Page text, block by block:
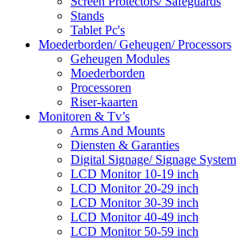
Stands
Tablet Pc's
Moederborden/ Geheugen/ Processors
Geheugen Modules
Moederborden
Processoren
Riser-kaarten
Monitoren & Tv’s
Arms And Mounts
Diensten & Garanties
Digital Signage/ Signage System
LCD Monitor 10-19 inch
LCD Monitor 20-29 inch
LCD Monitor 30-39 inch
LCD Monitor 40-49 inch
LCD Monitor 50-59 inch